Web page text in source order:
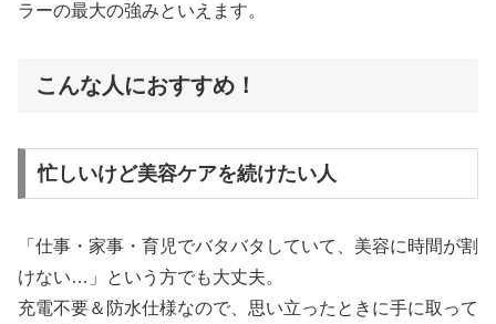
ラーの最大の強みといえます。
こんな人におすすめ！
忙しいけど美容ケアを続けたい人
「仕事・家事・育児でバタバタしていて、美容に時間が割
けない…」という方でも大丈夫。
充電不要＆防水仕様なので、思い立ったときに手に取って